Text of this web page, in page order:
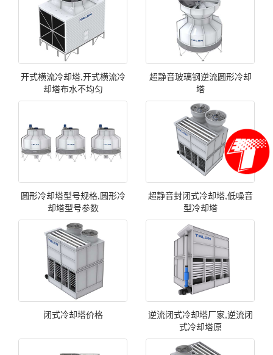
开式横流冷却塔,开式横流冷
却塔布水不均匀
超静音玻璃钢逆流圆形冷却
塔
圆形冷却塔型号规格,圆形冷
却塔型号参数
超静音封闭式冷却塔,低噪音
型冷却塔
闭式冷却塔价格
逆流闭式冷却塔厂家,逆流闭
式冷却塔原